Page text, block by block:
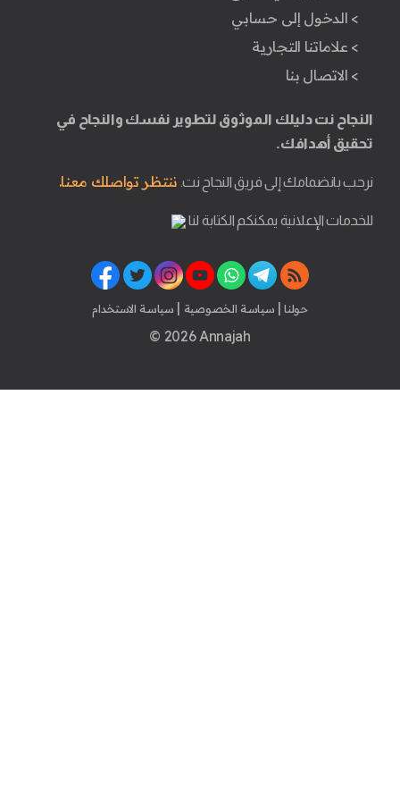
> الدخول إلى حسابي
> علاماتنا التجارية
> الاتصال بنا
النجاح نت دليلك الموثوق لتطوير نفسك والنجاح في
تحقيق أهدافك.
نرحب بانضمامك إلى فريق النجاح نت. ننتظر تواصلك معنا.
للخدمات الإعلانية يمكنكم الكتابة لنا
حولنا | سياسة الخصوصية | سياسة الاستخدام
© 2026 Annajah